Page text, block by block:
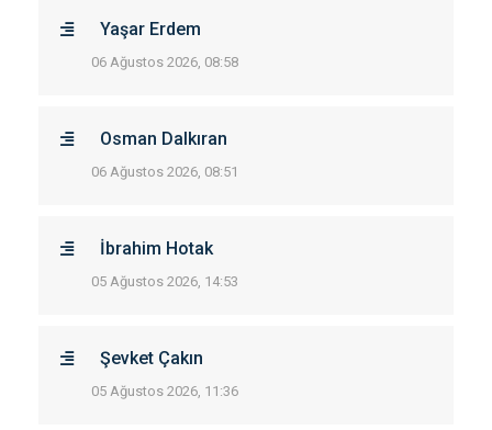
Yaşar Erdem
06 Ağustos 2026, 08:58
Osman Dalkıran
06 Ağustos 2026, 08:51
İbrahim Hotak
05 Ağustos 2026, 14:53
Şevket Çakın
05 Ağustos 2026, 11:36